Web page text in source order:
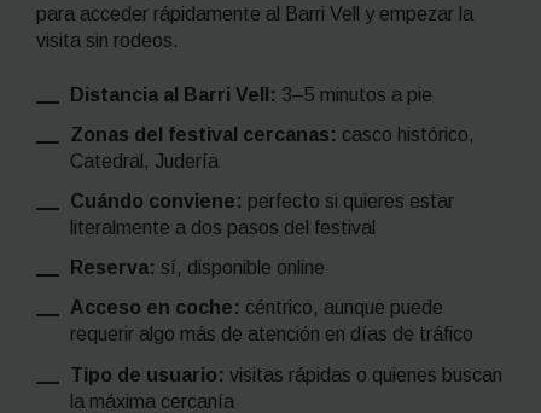
para acceder rápidamente al Barri Vell y empezar la
visita sin rodeos.
Distancia al Barri Vell: 3–5 minutos a pie
Zonas del festival cercanas: casco histórico,
Catedral, Judería
Cuándo conviene: perfecto si quieres estar
literalmente a dos pasos del festival
Reserva: sí, disponible online
Acceso en coche: céntrico, aunque puede
requerir algo más de atención en días de tráfico
Tipo de usuario: visitas rápidas o quienes buscan
la máxima cercanía